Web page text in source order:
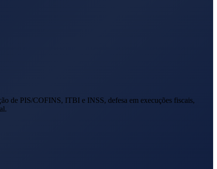
de PIS/COFINS, ITBI e INSS, defesa em execuções fiscais,